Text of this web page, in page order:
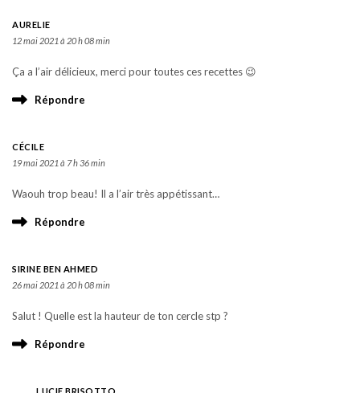
AURELIE
12 mai 2021 à 20 h 08 min
Ça a l’air délicieux, merci pour toutes ces recettes 😉
Répondre
CÉCILE
19 mai 2021 à 7 h 36 min
Waouh trop beau! Il a l’air très appétissant…
Répondre
SIRINE BEN AHMED
26 mai 2021 à 20 h 08 min
Salut ! Quelle est la hauteur de ton cercle stp ?
Répondre